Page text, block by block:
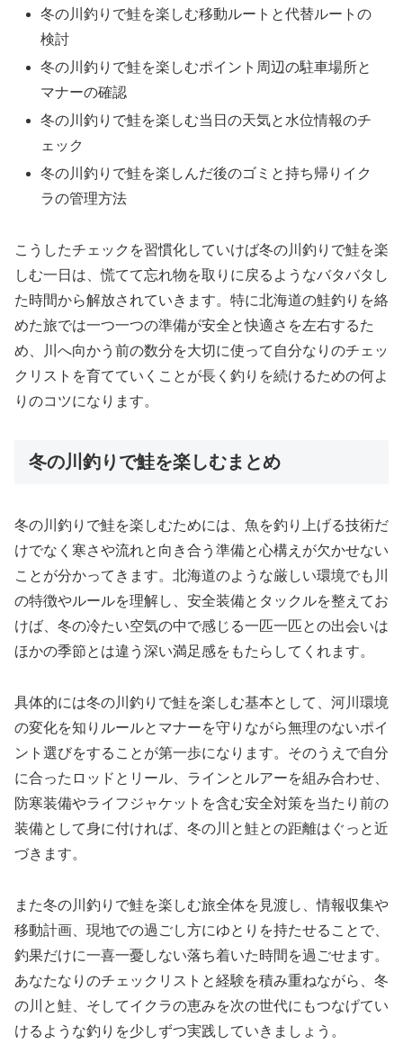
冬の川釣りで鮭を楽しむ移動ルートと代替ルートの
検討
冬の川釣りで鮭を楽しむポイント周辺の駐車場所と
マナーの確認
冬の川釣りで鮭を楽しむ当日の天気と水位情報のチ
ェック
冬の川釣りで鮭を楽しんだ後のゴミと持ち帰りイク
ラの管理方法
こうしたチェックを習慣化していけば冬の川釣りで鮭を楽
しむ一日は、慌てて忘れ物を取りに戻るようなバタバタし
た時間から解放されていきます。特に北海道の鮭釣りを絡
めた旅では一つ一つの準備が安全と快適さを左右するた
め、川へ向かう前の数分を大切に使って自分なりのチェッ
クリストを育てていくことが長く釣りを続けるための何よ
りのコツになります。
冬の川釣りで鮭を楽しむまとめ
冬の川釣りで鮭を楽しむためには、魚を釣り上げる技術だ
けでなく寒さや流れと向き合う準備と心構えが欠かせない
ことが分かってきます。北海道のような厳しい環境でも川
の特徴やルールを理解し、安全装備とタックルを整えてお
けば、冬の冷たい空気の中で感じる一匹一匹との出会いは
ほかの季節とは違う深い満足感をもたらしてくれます。
具体的には冬の川釣りで鮭を楽しむ基本として、河川環境
の変化を知りルールとマナーを守りながら無理のないポイ
ント選びをすることが第一歩になります。そのうえで自分
に合ったロッドとリール、ラインとルアーを組み合わせ、
防寒装備やライフジャケットを含む安全対策を当たり前の
装備として身に付ければ、冬の川と鮭との距離はぐっと近
づきます。
また冬の川釣りで鮭を楽しむ旅全体を見渡し、情報収集や
移動計画、現地での過ごし方にゆとりを持たせることで、
釣果だけに一喜一憂しない落ち着いた時間を過ごせます。
あなたなりのチェックリストと経験を積み重ねながら、冬
の川と鮭、そしてイクラの恵みを次の世代にもつなげてい
けるような釣りを少しずつ実践していきましょう。